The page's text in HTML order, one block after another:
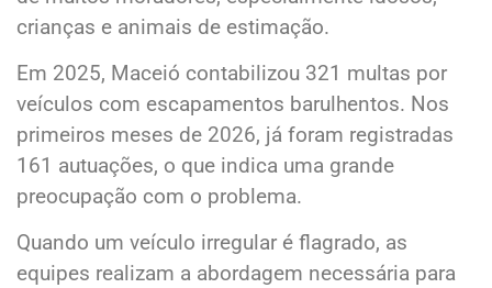
crianças e animais de estimação.
Em 2025, Maceió contabilizou 321 multas por
veículos com escapamentos barulhentos. Nos
primeiros meses de 2026, já foram registradas
161 autuações, o que indica uma grande
preocupação com o problema.
Quando um veículo irregular é flagrado, as
equipes realizam a abordagem necessária para